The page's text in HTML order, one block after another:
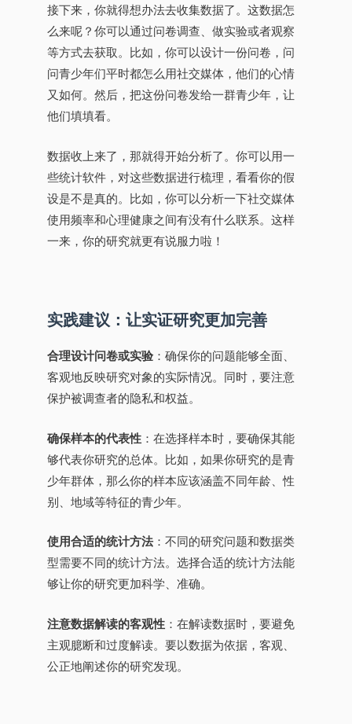
接下来，你就得想办法去收集数据了。这数据怎
么来呢？你可以通过问卷调查、做实验或者观察
等方式去获取。比如，你可以设计一份问卷，问
问青少年们平时都怎么用社交媒体，他们的心情
又如何。然后，把这份问卷发给一群青少年，让
他们填填看。
数据收上来了，那就得开始分析了。你可以用一
些统计软件，对这些数据进行梳理，看看你的假
设是不是真的。比如，你可以分析一下社交媒体
使用频率和心理健康之间有没有什么联系。这样
一来，你的研究就更有说服力啦！
实践建议：让实证研究更加完善
合理设计问卷或实验：确保你的问题能够全面、
客观地反映研究对象的实际情况。同时，要注意
保护被调查者的隐私和权益。
确保样本的代表性 ：在选择样本时，要确保其能
够代表你研究的总体。比如，如果你研究的是青
少年群体，那么你的样本应该涵盖不同年龄、性
别、地域等特征的青少年。
使用合适的统计方法 ：不同的研究问题和数据类
型需要不同的统计方法。选择合适的统计方法能
够让你的研究更加科学、准确。
注意数据解读的客观性 ：在解读数据时，要避免
主观臆断和过度解读。要以数据为依据，客观、
公正地阐述你的研究发现。